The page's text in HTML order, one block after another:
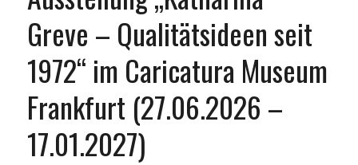
Greve – Qualitätsideen seit
1972“ im Caricatura Museum
Frankfurt (27.06.2026 –
17.01.2027)